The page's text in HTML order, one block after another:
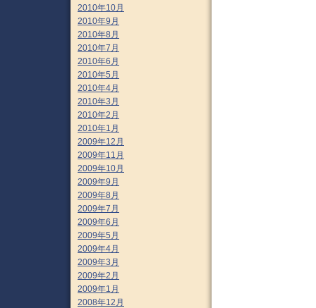
2010年10月
2010年9月
2010年8月
2010年7月
2010年6月
2010年5月
2010年4月
2010年3月
2010年2月
2010年1月
2009年12月
2009年11月
2009年10月
2009年9月
2009年8月
2009年7月
2009年6月
2009年5月
2009年4月
2009年3月
2009年2月
2009年1月
2008年12月